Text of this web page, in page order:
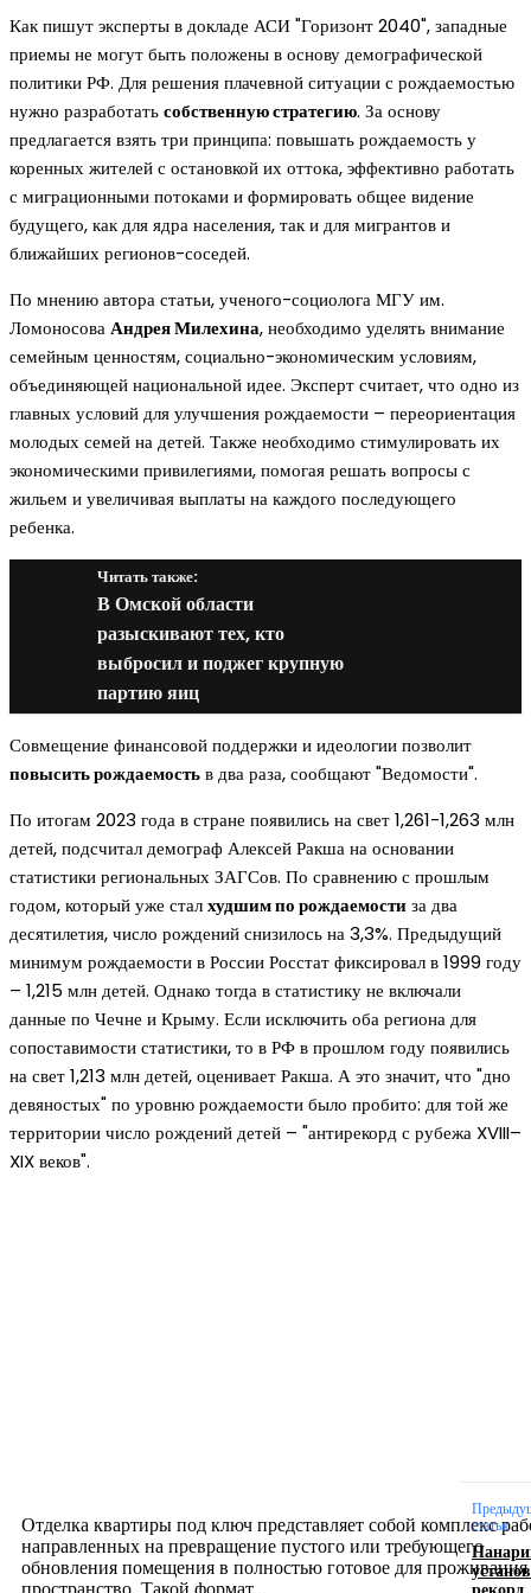
Как пишут эксперты в докладе АСИ "Горизонт 2040", западные
приемы не могут быть положены в основу демографической
политики РФ. Для решения плачевной ситуации с рождаемостью
нужно разработатьсобственную стратегию. За основу
предлагается взять три принципа: повышать рождаемость у
коренных жителей с остановкой их оттока, эффективно работать
с миграционными потоками и формировать общее видение
будущего, как для ядра населения, так и для мигрантов и
ближайших регионов-соседей.
По мнению автора статьи, ученого-социолога МГУ им.
ЛомоносоваАндрея Милехина, необходимо уделять внимание
семейным ценностям, социально-экономическим условиям,
объединяющей национальной идее. Эксперт считает, что одно из
главных условий для улучшения рождаемости – переориентация
молодых семей на детей. Также необходимо стимулировать их
экономическими привилегиями, помогая решать вопросы с
жильем и увеличивая выплаты на каждого последующего
ребенка.
Читать также:
В Омской области
разыскивают тех, кто
выбросил и поджег крупную
партию яиц
Совмещение финансовой поддержки и идеологии позволит
повысить рождаемостьв два раза, сообщают "Ведомости".
По итогам 2023 года в стране появились на свет 1,261-1,263 млн
детей, подсчитал демограф Алексей Ракша на основании
статистики региональных ЗАГСов. По сравнению с прошлым
годом, который уже сталхудшим по рождаемостиза два
десятилетия, число рождений снизилось на 3,3%. Предыдущий
минимум рождаемости в России Росстат фиксировал в 1999 году
– 1,215 млн детей. Однако тогда в статистику не включали
данные по Чечне и Крыму. Если исключить оба региона для
сопоставимости статистики, то в РФ в прошлом году появились
на свет 1,213 млн детей, оценивает Ракша. А это значит, что "дно
девяностых" по уровню рождаемости было пробито: для той же
территории число рождений детей – "антирекорд с рубежа XVIII–
XIX веков".
Отделка квартиры под ключ представляет собой комплекс
направленных на превращение пустого или требующего
обновления помещения в полностью готовое для проживания
пространство. Такой формат...
статья